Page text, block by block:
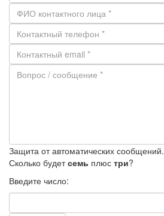
Защита от автоматических сообщений.
Сколько будетсемь плюс три?
Введите число: